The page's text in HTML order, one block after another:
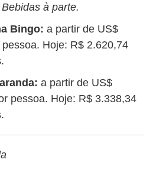
à parte.
Bingo: a partir de US$
Hoje: R$ 2.620,74
a partir de US$
pessoa. Hoje: R$ 3.338,34